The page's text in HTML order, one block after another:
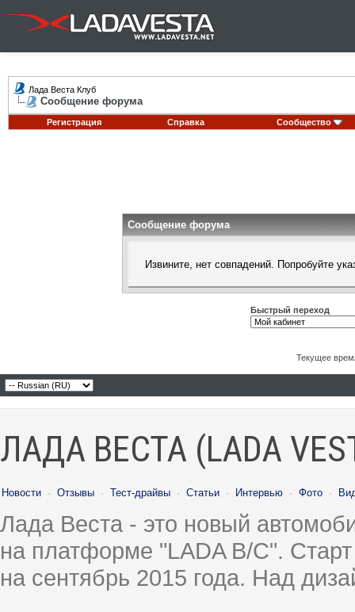
Лада Веста Клуб
Сообщение форума
Регистрация Справка Сообщество
Сообщение форума
Извините, нет совпадений. Попробуйте
Быстрый переход
Текущее
ЛАДА ВЕСТА (LADA
Новости · Отзывы · Тест-драйвы · Статьи · Интервью · Фото ·
Лада Веста - это новый
на платформе "LADA B/C".
на сентябрь 2015 года. Над